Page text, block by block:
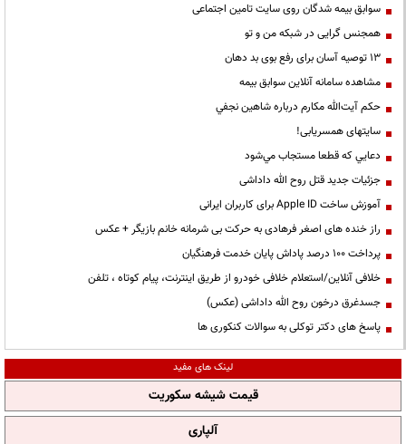
سوابق بیمه شدگان روی سایت تامین اجتماعی
همجنس گرایی در شبکه من و تو
13 توصیه آسان برای رفع بوی بد دهان
مشاهده سامانه آنلاين سوابق بیمه
حكم آيت‌الله مكارم درباره شاهين نجفي
سایتهای همسریابی!
دعايي كه قطعا مستجاب مي‌شود
جزئیات جدید قتل روح الله داداشی
آموزش ساخت Apple ID برای کاربران ایرانی
راز خنده های اصغر فرهادی به حرکت بی شرمانه خانم بازیگر + عکس
پرداخت ۱۰۰ درصد پاداش پایان خدمت فرهنگیان
خلافی آنلاین/استعلام خلافی خودرو از طریق اینترنت، پیام کوتاه ، تلفن
جسدغرق درخون روح الله داداشی (عکس)
پاسخ های دکتر توکلی به سوالات کنکوری ها
لینک های مفید
قیمت شیشه سکوریت
آلپاری